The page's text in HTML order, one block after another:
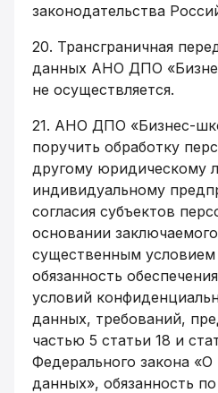
законодательства
20. Трансграничная
данных АНО ДПО
не осуществляется.
21. АНО ДПО «Бизнес-
поручить обработку
другому юридическому
индивидуальному
согласия субъектов
основании
существенным условием
обязанность
условий
данных, требований,
частью 5 статьи 18 и
Федерального закона
данных», обязанность